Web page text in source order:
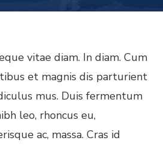
vitae diam. In diam. Cum
et magnis dis parturient
mus. Duis fermentum
leo, rhoncus eu,
ac, massa. Cras id